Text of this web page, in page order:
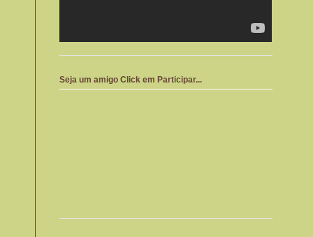
Seja um amigo Click em Participar...